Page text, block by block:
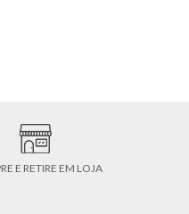
E RETIRE EM LOJA